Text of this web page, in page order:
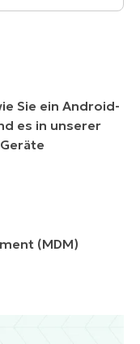
Sie ein Android-
es in unserer
(MDM)